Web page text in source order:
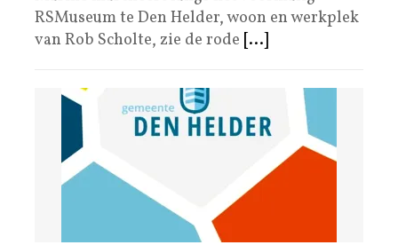
RSMuseum te Den Helder, woon en werkplek
van Rob Scholte, zie de rode [...]